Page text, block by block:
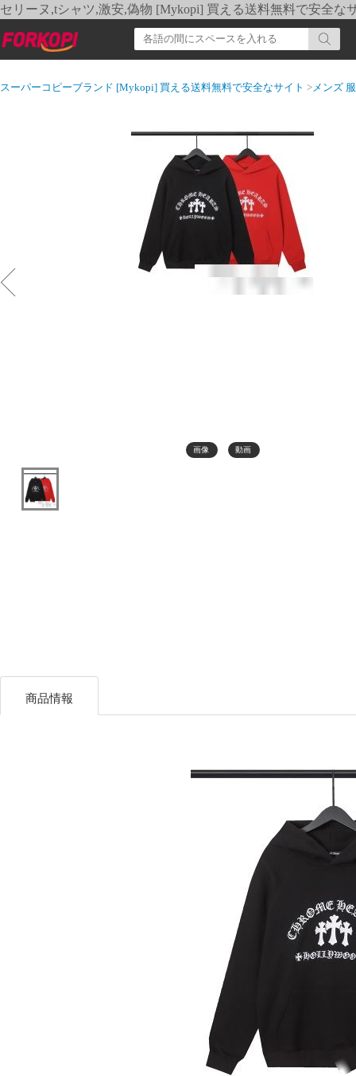
セリーヌ,tシャツ,激安,偽物 [Mykopi] 買える送料無料で安全な
スーパーコピーブランド [Mykopi] 買える送料無料で安全なサイト >メンズ 服
画像 動画
商品情報